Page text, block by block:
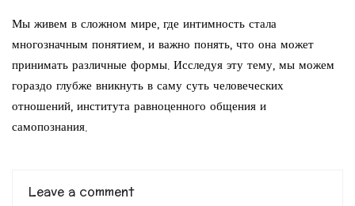
Мы живем в сложном мире, где интимность стала
многозначным понятием, и важно понять, что она может
принимать различные формы. Исследуя эту тему, мы можем
гораздо глубже вникнуть в саму суть человеческих
отношений, института равноценного общения и
самопознания.
Leave a comment